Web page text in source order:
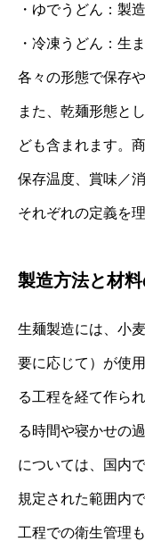
・ゆでうどん：製
・冷凍うどん：生
各々の形態で保存
また、乾麺形態と
ども含まれます。
保存温度、賞味／
それぞれの定義を
製造方法と材
生麺製造には、小
要に応じて）が使
る工程を経て作ら
る時間や寝かせの
については、国内
規定された範囲内
工程での衛生管理